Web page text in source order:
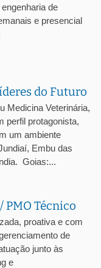
de
e presencial
do Futuro
Medicina Veterinária,
perfil protagonista,
um ambiente
Embu das
Goias:...
PMO Técnico
proativa e com
de
junto às
e